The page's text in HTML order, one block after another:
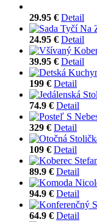
29.95 € Detail
24.95 € Detail
39.95 € Detail
199 € Detail
74.9 € Detail
329 € Detail
109 € Detail
89.9 € Detail
94.9 € Detail
64.9 € Detail